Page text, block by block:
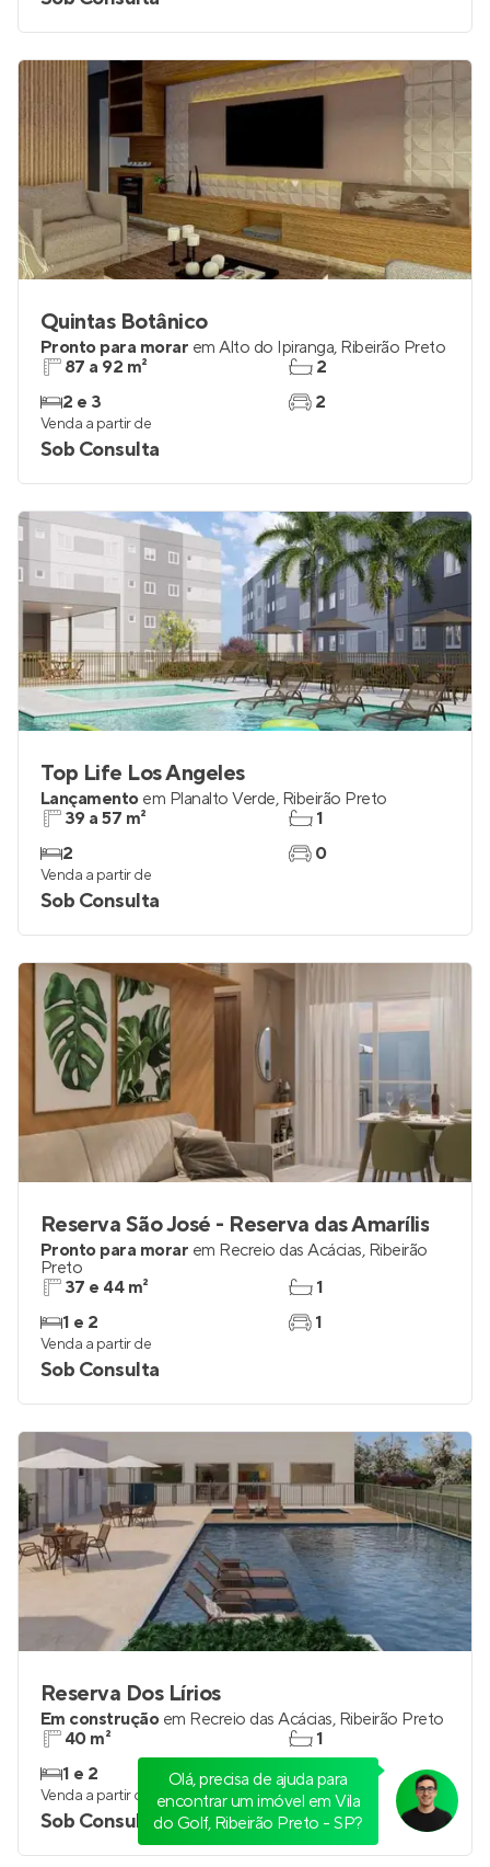
Quintas Botânico
Pronto para morar em Alto do Ipiranga, Ribeirão Preto
87 a 92 m²
2 e 3
2
2
Venda a partir de
Sob Consulta
Top Life Los Angeles
Lançamento em Planalto Verde, Ribeirão Preto
39 a 57 m²
2
1
0
Venda a partir de
Sob Consulta
Reserva São José - Reserva das Amarílis
Pronto para morar em Recreio das Acácias, Ribeirão
Preto
37 e 44 m²
1 e 2
1
1
Venda a partir de
Sob Consulta
Reserva Dos Lírios
Em construção em Recreio das Acácias, Ribeirão Preto
40 m²
1 e 2
1
0
Venda a partir de
Sob Consulta
Olá, precisa de ajuda para
encontrar um imóvel em Vila
do Golf, Ribeirão Preto - SP?